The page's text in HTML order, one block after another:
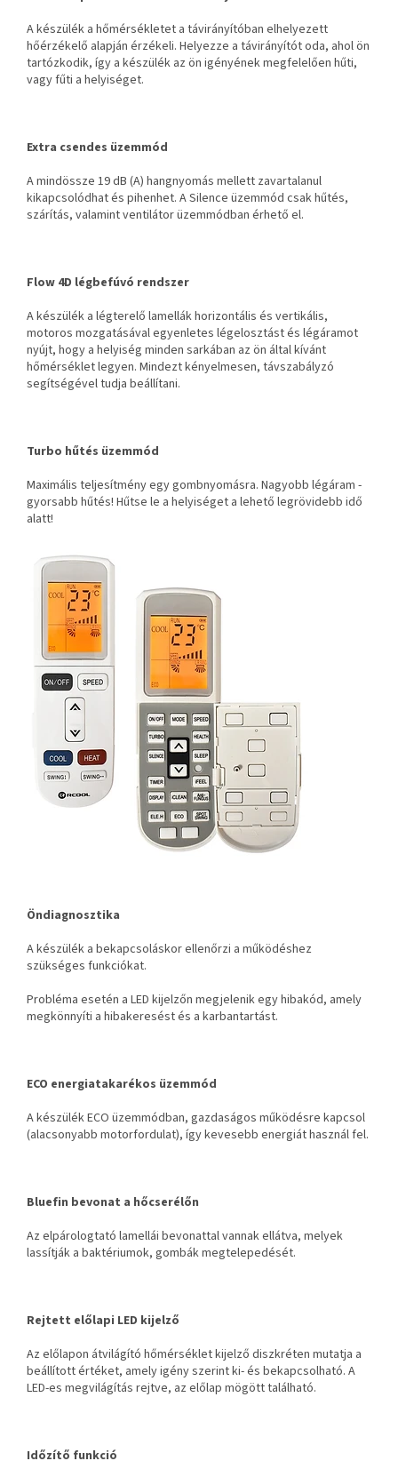
A készülék a hőmérsékletet a távirányítóban elhelyezett
hőérzékelő alapján érzékeli. Helyezze a távirányítót oda, ahol ön
tartózkodik, így a készülék az ön igényének megfelelően hűti,
vagy fűti a helyiséget.
Extra csendes üzemmód
A mindössze 19 dB (A) hangnyomás mellett zavartalanul
kikapcsolódhat és pihenhet. A Silence üzemmód csak hűtés,
szárítás, valamint ventilátor üzemmódban érhető el.
Flow 4D légbefúvó rendszer
A készülék a légterelő lamellák horizontális és vertikális,
motoros mozgatásával egyenletes légelosztást és légáramot
nyújt, hogy a helyiség minden sarkában az ön által kívánt
hőmérséklet legyen. Mindezt kényelmesen, távszabályzó
segítségével tudja beállítani.
Turbo hűtés üzemmód
Maximális teljesítmény egy gombnyomásra. Nagyobb légáram -
gyorsabb hűtés! Hűtse le a helyiséget a lehető legrövidebb idő
alatt!
Öndiagnosztika
A készülék a bekapcsoláskor ellenőrzi a működéshez
szükséges funkciókat.
Probléma esetén a LED kijelzőn megjelenik egy hibakód, amely
megkönnyíti a hibakeresést és a karbantartást.
ECO energiatakarékos üzemmód
A készülék ECO üzemmódban, gazdaságos működésre kapcsol
(alacsonyabb motorfordulat), így kevesebb energiát használ fel.
Bluefin bevonat a hőcserélőn
Az elpárologtató lamellái bevonattal vannak ellátva, melyek
lassítják a baktériumok, gombák megtelepedését.
Rejtett előlapi LED kijelző
Az előlapon átvilágító hőmérséklet kijelző diszkréten mutatja a
beállított értéket, amely igény szerint ki- és bekapcsolható. A
LED-es megvilágítás rejtve, az előlap mögött található.
Időzítő funkció